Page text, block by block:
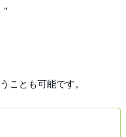
ことも可能です。